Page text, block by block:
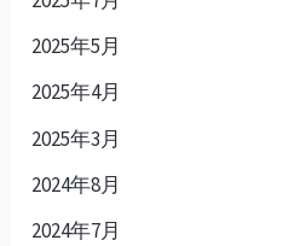
2025年5月
2025年4月
2025年3月
2024年8月
2024年7月